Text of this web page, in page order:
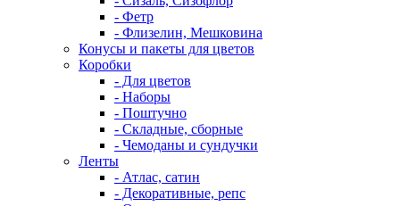
- Фетр
- Флизелин, Мешковина
Конусы и пакеты для цветов
Коробки
- Для цветов
- Наборы
- Поштучно
- Складные, сборные
- Чемоданы и сундучки
Ленты
- Атлас, сатин
- Декоративные, репс